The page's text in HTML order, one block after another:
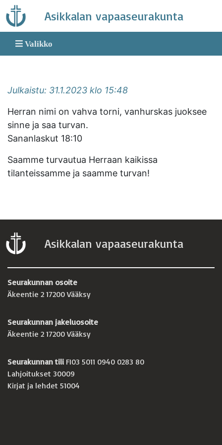
Skip
to
content
Asikkalan vapaaseurakunta
Valikko
Julkaistu: 31.1.2023 klo 15:48
Herran nimi on vahva torni, vanhurskas juoksee
sinne ja saa turvan.
Sananlaskut 18:10
Saamme turvautua Herraan kaikissa
tilanteissamme ja saamme turvan!
Asikkalan vapaaseurakunta
Seurakunnan osoite
Äkeentie 2 17200 Vääksy
Seurakunnan jakeluosoite
Äkeentie 2 17200 Vääksy
Seurakunnan tili FI03 5011 0940 0283 80
Lahjoitukset 30009
Kirjat ja lehdet 51004